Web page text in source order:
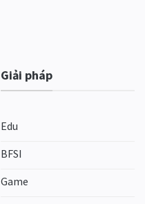
Giải pháp
Edu
BFSI
Game